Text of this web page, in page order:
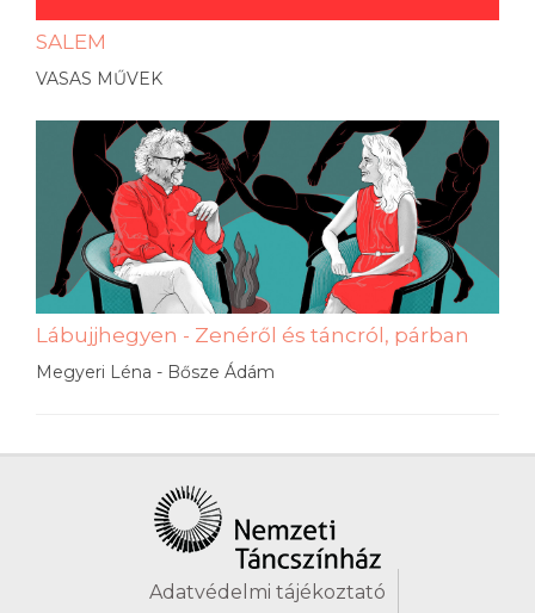
SALEM
VASAS MŰVEK
Lábujjhegyen - Zenéről és táncról, párban
Megyeri Léna - Bősze Ádám
Adatvédelmi tájékoztató